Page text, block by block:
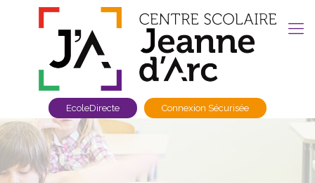
Connexion Sécurisée
EcoleDirecte